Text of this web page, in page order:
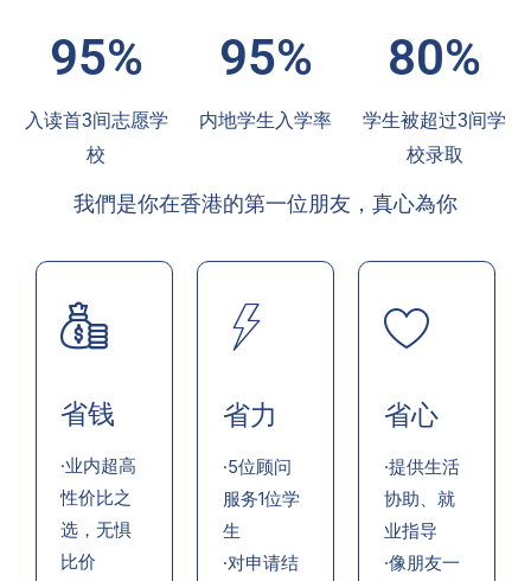
95%
入读首3间志愿学
校
95%
内地学生入学率
80%
学生被超过3间学
校录取
我們是你在香港的第一位朋友，真心為你
省钱
·业内超高
性价比之
选，无惧
比价
省力
·5位顾问
服务1位学
生
·对申请结
省心
·提供生活
协助、就
业指导
·像朋友一